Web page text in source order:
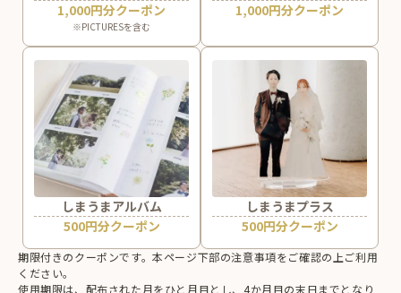
1,000円分クーポン
※PICTURESを含む
1,000円分クーポン
しまうまアルバム
500円分クーポン
しまうまプラス
500円分クーポン
期限付きのクーポンです。本ページ下部の注意事項をご確認の上ご利用
ください。
使用期限は、配布された月をひと月目とし、4か月目の末日までとなり